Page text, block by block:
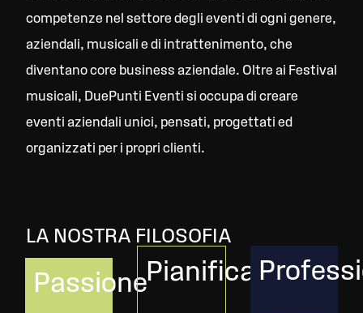
competenze nel settore degli eventi di ogni genere,
aziendali, musicali e di intrattenimento, che
diventano core business aziendale. Oltre ai Festival
musicali, DuePunti Eventi si occupa di creare
eventi aziendali unici, pensati, progettati ed
organizzati per i propri clienti.
LA NOSTRA FILOSOFIA
PassionePianificazione